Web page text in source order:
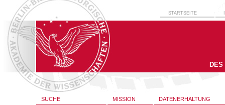
STARTSEITE
SUCHE MISSION DATENERHALTUNG